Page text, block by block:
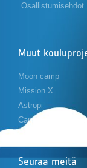
Osallistumisehdot
Muut
Moon camp
Mission X
Astropi
Cansat
Seuraa meitä